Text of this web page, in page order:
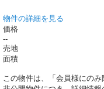
物件の詳細を見る
価格
--
売地
面積
この物件は、「会員様にの